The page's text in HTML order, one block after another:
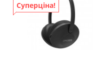
Суперціна!